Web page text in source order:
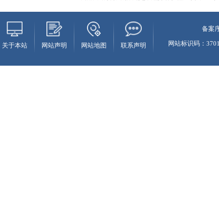
关于本站 网站声明 网站地图 联系声明
备案
网站标识码：